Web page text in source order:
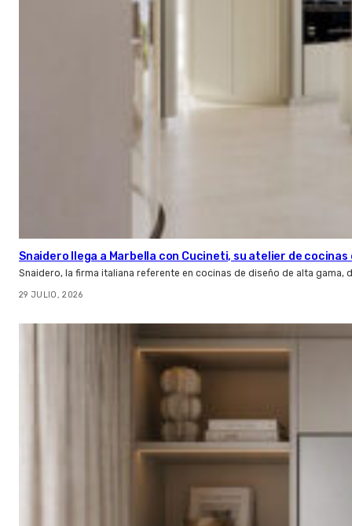
Snaidero llega a Marbella con Cucineti, su atelier de cocinas
Snaidero, la firma italiana referente en cocinas de diseño de alta gama,
29 JULIO, 2026